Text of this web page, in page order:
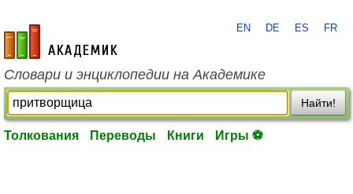
academic.ru
EN DE ES FR
Словари и энциклопедии на Академике
Найти!
Толкования Переводы Книги Игры ⚽